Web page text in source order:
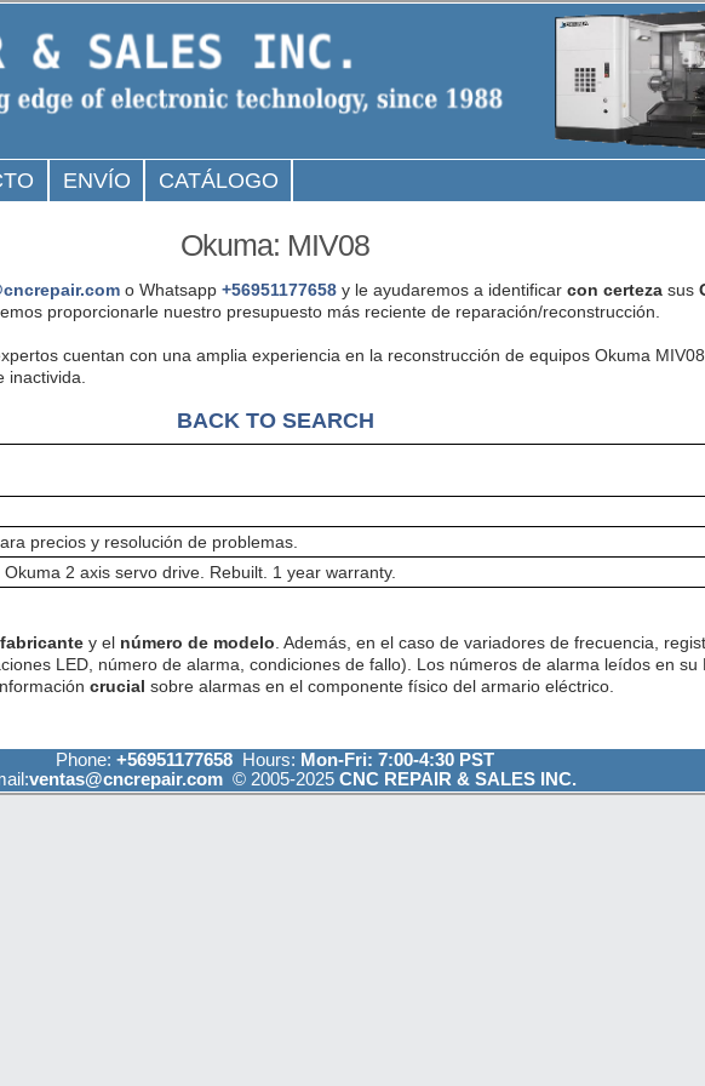
ENVÍO CATÁLOGO
Okuma: MIV08
o Whatsapp +56951177658y le ayudaremos a identificar con certezasus
proporcionarle nuestro presupuesto más reciente de reparación/reconstrucción.
cuentan con una amplia experiencia en la reconstrucción de equipos Okuma
BACK TO SEARCH
precios y resolución de problemas.
2 axis servo drive. Rebuilt. 1 year warranty.
fabricantey el número de modelo . Además, en el caso de variadores de frecuencia,
LED, número de alarma, condiciones de fallo). Los números de alarma leídos en su
crucial sobre alarmas en el componente físico del armario eléctrico.
Phone: +56951177658 Hours: Mon-Fri: 7:00-4:30 PST
ventas@cncrepair.com © 2005-2025 CNC REPAIR & SALES INC.